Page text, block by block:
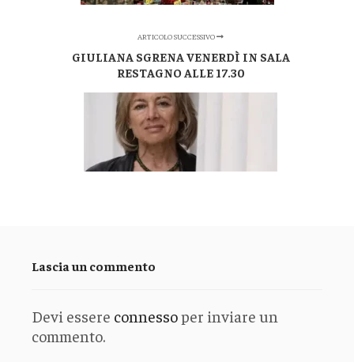
ARTICOLO SUCCESSIVO
GIULIANA SGRENA VENERDÌ IN SALA
RESTAGNO ALLE 17.30
Lascia un commento
Devi essere connessoper inviare un
commento.